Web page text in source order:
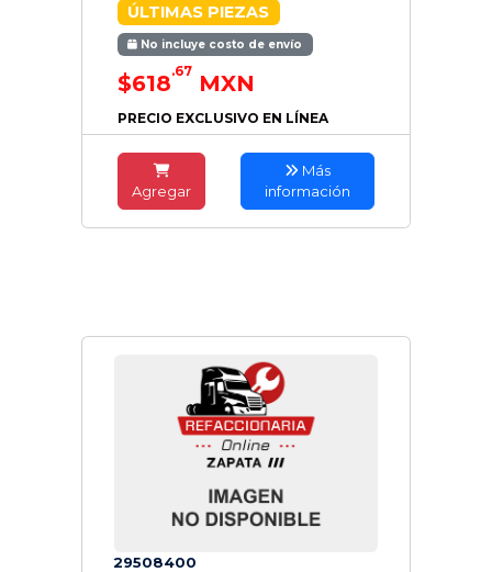
ÚLTIMAS PIEZAS
No incluye costo de envío
$618.67 MXN
PRECIO EXCLUSIVO EN LÍNEA
Agregar
Más
información
29508400